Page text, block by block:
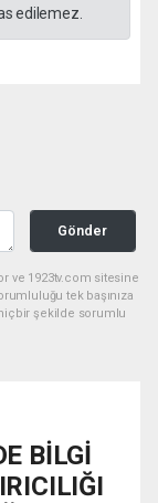
edilemez.
Gönder
ve 1923tv.com sitesine
tek başınıza
şekilde sorumlu
BİLGİ